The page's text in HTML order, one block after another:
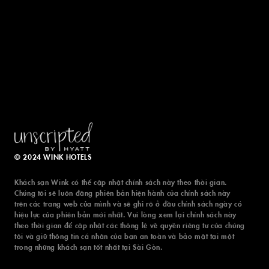
© 2024 WINK HOTELS
Khách sạn Wink có thể cập nhật chính sách này theo thời gian.
Chúng tôi sẽ luôn đăng phiên bản hiện hành của chính sách này
trên các trang web của mình và sẽ ghi rõ ở đầu chính sách ngày có
hiệu lực của phiên bản mới nhất. Vui lòng xem lại chính sách này
theo thời gian để cập nhật các thông lệ về quyền riêng tư của chúng
tôi và giữ thông tin cá nhân của bạn an toàn và bảo mật tại một
trong những khách sạn tốt nhất tại Sài Gòn.